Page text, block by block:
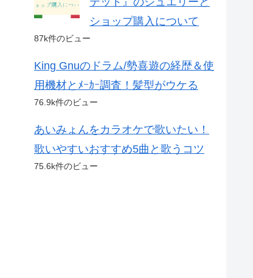
ショップ購入について
87k件のビュー
King Gnuのドラム/勢喜遊の経歴＆使
用機材とﾒｰｶｰ調査！髪型がウケる
76.9k件のビュー
あいみょんをカラオケで歌いたい！
歌いやすいおすすめ5曲と歌うコツ
75.6k件のビュー